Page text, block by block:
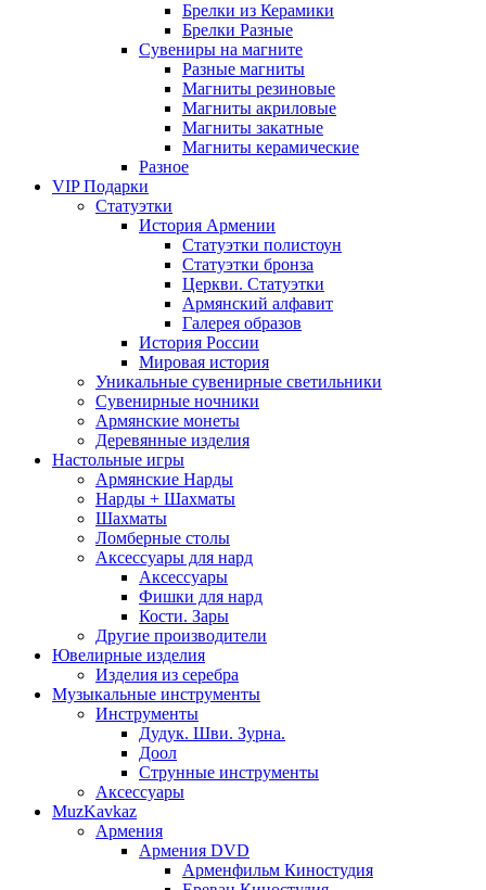
Брелки из Керамики
Брелки Разные
Сувениры на магните
Разные магниты
Магниты резиновые
Магниты акриловые
Магниты закатные
Магниты керамические
Разное
VIP Подарки
Статуэтки
История Армении
Статуэтки полистоун
Статуэтки бронза
Церкви. Статуэтки
Армянский алфавит
Галерея образов
История России
Мировая история
Уникальные сувенирные светильники
Сувенирные ночники
Армянские монеты
Деревянные изделия
Настольные игры
Армянские Нарды
Нарды + Шахматы
Шахматы
Ломберные столы
Аксессуары для нард
Аксессуары
Фишки для нард
Кости. Зары
Другие производители
Ювелирные изделия
Изделия из серебра
Музыкальные инструменты
Инструменты
Дудук. Шви. Зурна.
Доол
Струнные инструменты
Аксессуары
MuzKavkaz
Армения
Армения DVD
Арменфильм Киностудия